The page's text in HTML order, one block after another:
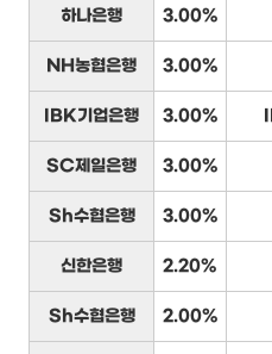
하나은행 3.00%
NH농협은행 3.00%
IBK기업은행 3.00%
SC제일은행 3.00%
Sh수협은행 3.00%
신한은행 2.20%
Sh수협은행 2.00%